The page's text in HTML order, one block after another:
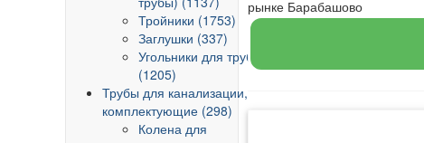
Тройники (1753)
Заглушки (337)
Угольники для труб
(1205)
Трубы для канализации,
комплектующие (298)
Колена для
рынке Барабашово